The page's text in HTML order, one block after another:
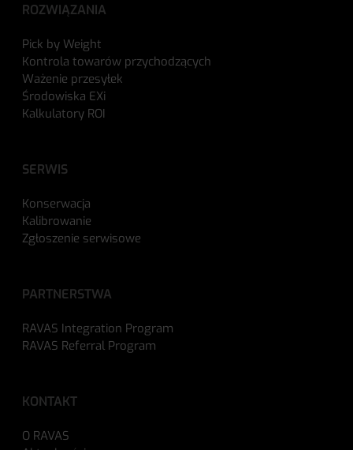
ROZWIĄZANIA
Pick by Weight
Kontrola towarów przychodzących
Ważenie przesyłek
Środowiska EXi
Kalkulatory ROI
SERWIS
Konserwacja
Kalibrowanie
Zgłoszenie serwisowe
PARTNERSTWA
RAVAS Integration Program
RAVAS Referral Program
KONTAKT
O RAVAS